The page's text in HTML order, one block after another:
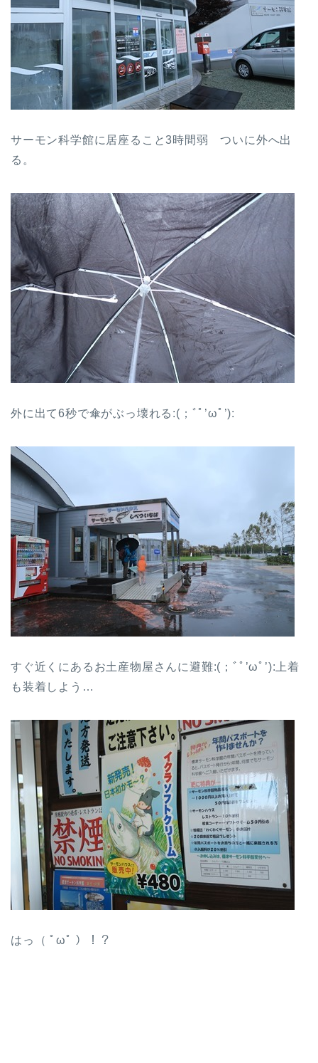
サーモン科学館に居座ること3時間弱 ついに外へ出
る。
外に出て6秒で傘がぶっ壊れる:(；ﾞﾟ’ωﾟ’):
すぐ近くにあるお土産物屋さんに避難:(；ﾞﾟ’ωﾟ’):上着
も装着しよう…
はっ（ ﾟωﾟ ）！？